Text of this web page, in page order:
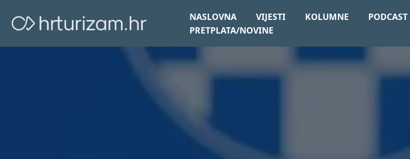
NASLOVNA VIJESTI KOLUMNE PODCAST
PRETPLATA/NOVINE